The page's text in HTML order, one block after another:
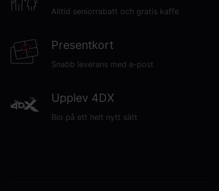
Alltid seniorrabatt och gratis kaffe
Presentkort
Snabb leverans med e-post
Upplev 4DX
Bio på ett helt nytt sätt